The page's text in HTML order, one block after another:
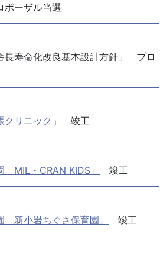
ポーザル当選
長寿命化改良基本設計方針」 プロ
クリニック」
竣工
MIL・CRAN KIDS」
竣工
新小岩ちぐさ保育園」
竣工